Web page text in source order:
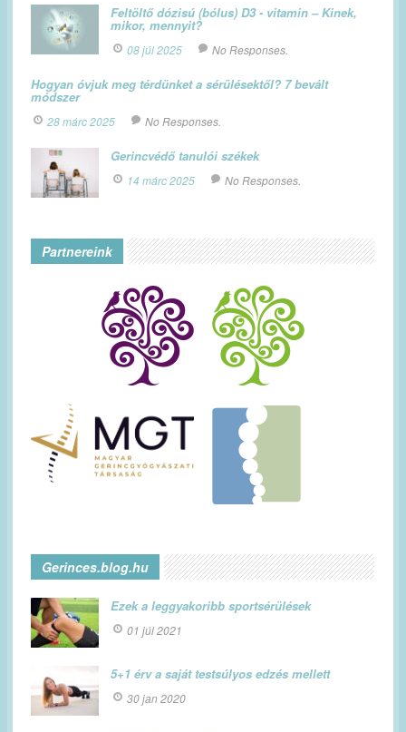
Feltöltő dózisú (bólus) D3 - vitamin – Kinek,
mikor, mennyit?
08 júl 2025 No Responses.
Hogyan óvjuk meg térdünket a sérülésektől? 7 bevált
módszer
28 márc 2025 No Responses.
Gerincvédő tanulói székek
14 márc 2025 No Responses.
Partnereink
Gerinces.blog.hu
Ezek a leggyakoribb sportsérülések
01 júl 2021
5+1 érv a saját testsúlyos edzés mellett
30 jan 2020